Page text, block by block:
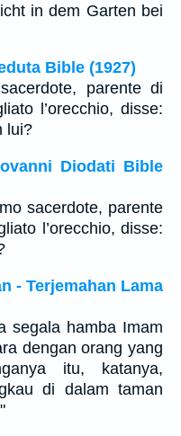
in dem Garten bei
Bible (1927)
parente di
l’orecchio, disse:
lui?
Diodati Bible
sacerdote, parente
l’orecchio, disse:
- Terjemahan Lama
segala hamba Imam
dengan orang yang
itu, katanya,
di dalam taman